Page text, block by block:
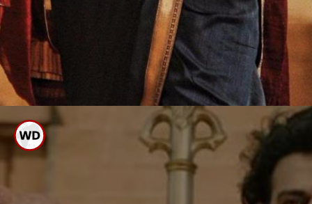
ನಟ ಪ್ರಭಾಸ್ ನಿಜ ಹೆಸರೇನು
ನಿಮಗೆ ಗೊತ್ತಾ?